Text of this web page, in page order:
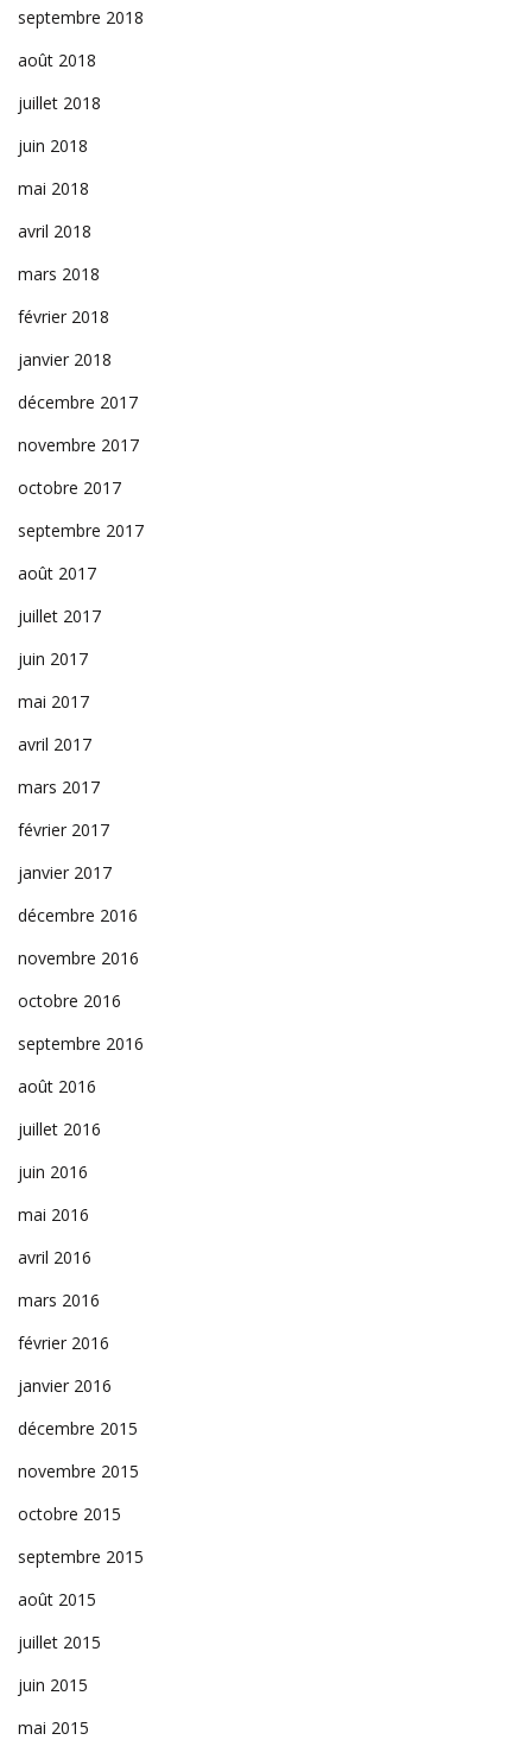
septembre 2018
août 2018
juillet 2018
juin 2018
mai 2018
avril 2018
mars 2018
février 2018
janvier 2018
décembre 2017
novembre 2017
octobre 2017
septembre 2017
août 2017
juillet 2017
juin 2017
mai 2017
avril 2017
mars 2017
février 2017
janvier 2017
décembre 2016
novembre 2016
octobre 2016
septembre 2016
août 2016
juillet 2016
juin 2016
mai 2016
avril 2016
mars 2016
février 2016
janvier 2016
décembre 2015
novembre 2015
octobre 2015
septembre 2015
août 2015
juillet 2015
juin 2015
mai 2015